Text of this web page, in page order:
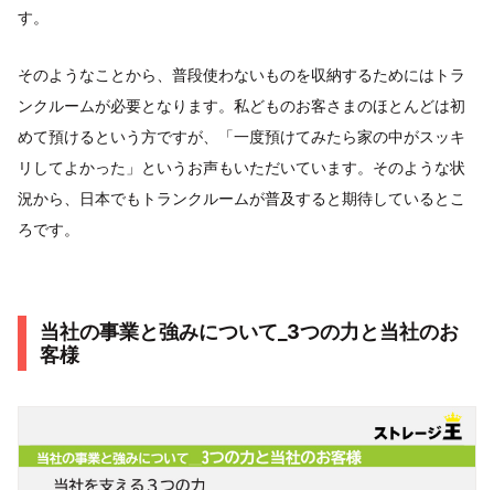
す。
そのようなことから、普段使わないものを収納するためにはトラ
ンクルームが必要となります。私どものお客さまのほとんどは初
めて預けるという方ですが、「一度預けてみたら家の中がスッキ
リしてよかった」というお声もいただいています。そのような状
況から、日本でもトランクルームが普及すると期待しているとこ
ろです。
当社の事業と強みについて_3つの力と当社のお
客様